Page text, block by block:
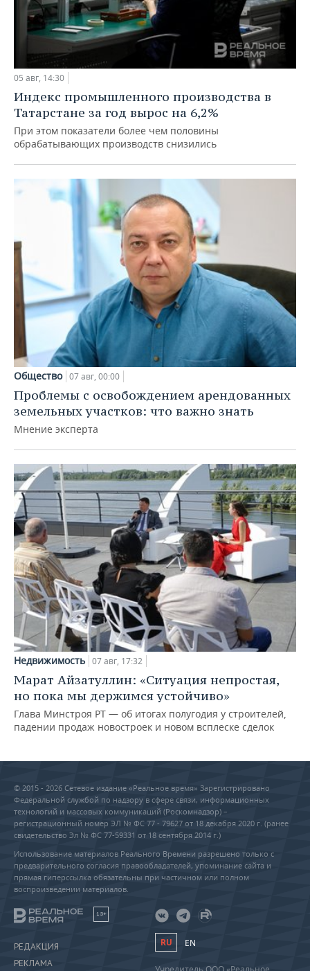
05 авг, 14:30
Индекс промышленного производства в
Татарстане за год вырос на 6,2%
При этом показатели более чем половины
обрабатывающих производств снизились
Общество 07 авг, 00:00
Проблемы с освобождением арендованных
земельных участков: что важно знать
Мнение эксперта
Недвижимость 07 авг, 17:32
Марат Айзатуллин: «Ситуация непростая,
но пока мы держимся устойчиво»
Глава Минстроя РТ — об итогах полугодия у строителей,
падении продаж новостроек и новом всплеске сделок
© 2015 - 2026 Сетевое издание «Реальное время» Зарегистрировано
Федеральной службой по надзору в сфере связи, информационных
технологий и массовых коммуникаций (Роскомнадзор) –
регистрационный номер ЭЛ № ФС 77 - 79627 от 18 декабря 2020 г. (ранее
свидетельство Эл № ФС 77-59331 от 18 сентября 2014 г.)
Использование материалов Реального Времени разрешено только с
предварительного согласия правообладателей, упоминание сайта и
прямая гиперссылка обязательны при частичном или полном
воспроизведении материалов.
18+
РЕДАКЦИЯ
РЕКЛАМА
RU EN